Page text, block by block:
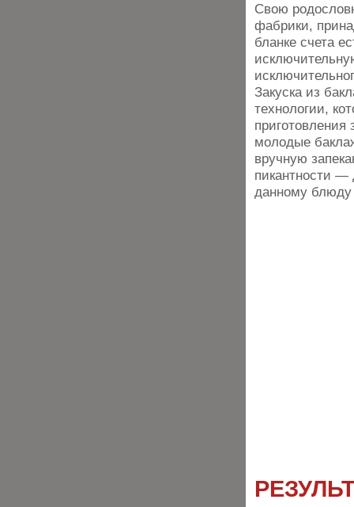
Свою
фабрики,
бланке счета
Закуска из
технологии,
молодые
вручную
пикантности —
данному блюду